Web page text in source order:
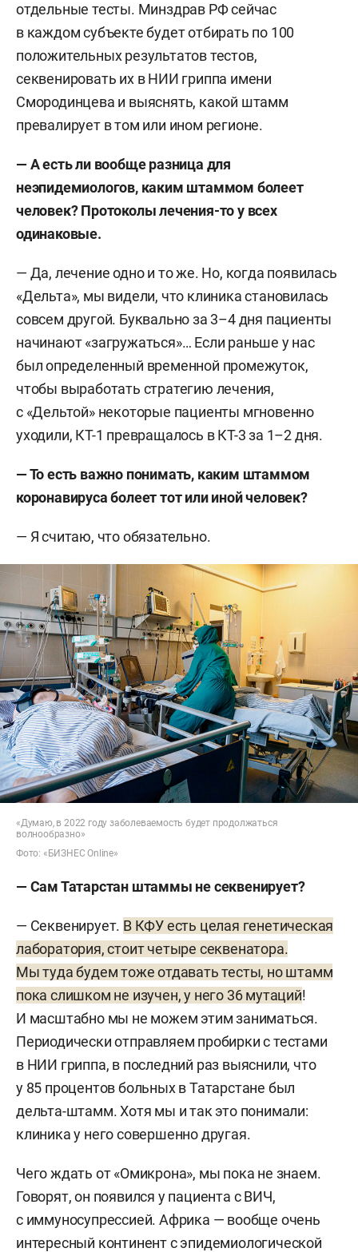
отдельные тесты. Минздрав РФ сейчас
в каждом субъекте будет отбирать по 100
положительных результатов тестов,
секвенировать их в НИИ гриппа имени
Смородинцева и выяснять, какой штамм
превалирует в том или ином регионе.
— А есть ли вообще разница для
неэпидемиологов, каким штаммом болеет
человек? Протоколы лечения-то у всех
одинаковые.
— Да, лечение одно и то же. Но, когда появилась
«Дельта», мы видели, что клиника становилась
совсем другой. Буквально за 3–4 дня пациенты
начинают «загружаться»… Если раньше у нас
был определенный временной промежуток,
чтобы выработать стратегию лечения,
с «Дельтой» некоторые пациенты мгновенно
уходили, КТ-1 превращалось в КТ-3 за 1–2 дня.
— То есть важно понимать, каким штаммом
коронавируса болеет тот или иной человек?
— Я считаю, что обязательно.
«Думаю, в 2022 году заболеваемость будет продолжаться
волнообразно»
Фото: «БИЗНЕС Online»
— Сам Татарстан штаммы не секвенирует?
— Секвенирует. В КФУ есть целая генетическая
лаборатория, стоит четыре секвенатора.
Мы туда будем тоже отдавать тесты, но штамм
пока слишком не изучен, у него 36 мутаций!
И масштабно мы не можем этим заниматься.
Периодически отправляем пробирки с тестами
в НИИ гриппа, в последний раз выяснили, что
у 85 процентов больных в Татарстане был
дельта-штамм. Хотя мы и так это понимали:
клиника у него совершенно другая.
Чего ждать от «Омикрона», мы пока не знаем.
Говорят, он появился у пациента с ВИЧ,
с иммуносупрессией. Африка — вообще очень
интересный континент с эпидемиологической